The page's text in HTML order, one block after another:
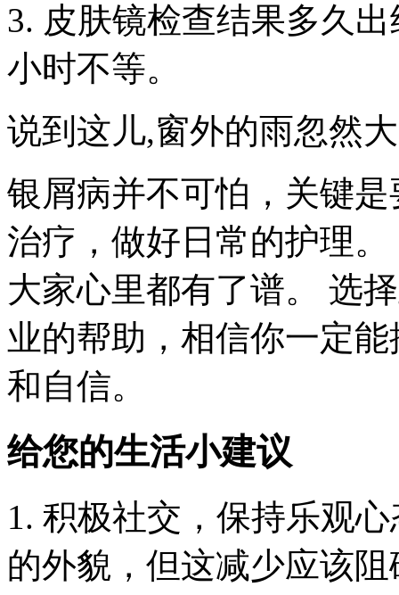
3. 皮肤镜检查结果多久
小时不等。
说到这儿,窗外的雨忽然
银屑病并不可怕，关键
治疗，做好日常的护理
大家心里都有了谱。 选
业的帮助，相信你一定
和自信。
给您的生活小建议
1. 积极社交，保持乐观
的外貌，但这减少应该